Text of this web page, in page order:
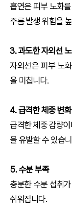
흡연은 피부 노화
주름 발생 위험을
3. 과도한 자외선
자외선은 피부 노
을 미칩니다.
4. 급격한 체중 변화
급격한 체중 감량
을 유발할 수 있습
5. 수분 부족
충분한 수분 섭취
쉬워집니다.